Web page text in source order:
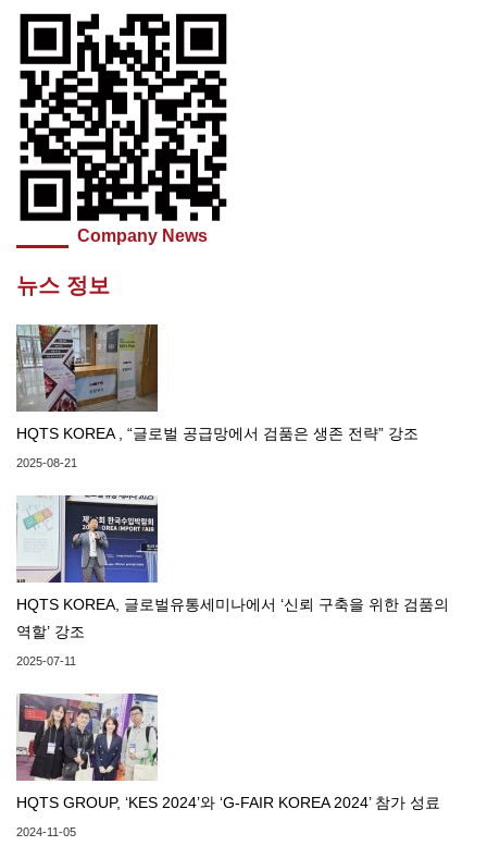
Company News
뉴스 정보
HQTS KOREA , “글로벌 공급망에서 검품은 생존 전략” 강조
2025-08-21
HQTS KOREA, 글로벌유통세미나에서 ‘신뢰 구축을 위한 검품의
역할’ 강조
2025-07-11
HQTS GROUP, ‘KES 2024’와 ‘G-FAIR KOREA 2024’ 참가 성료
2024-11-05